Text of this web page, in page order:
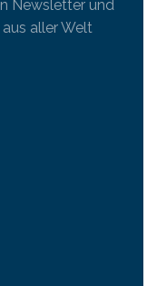
Newsletter und
aller Welt